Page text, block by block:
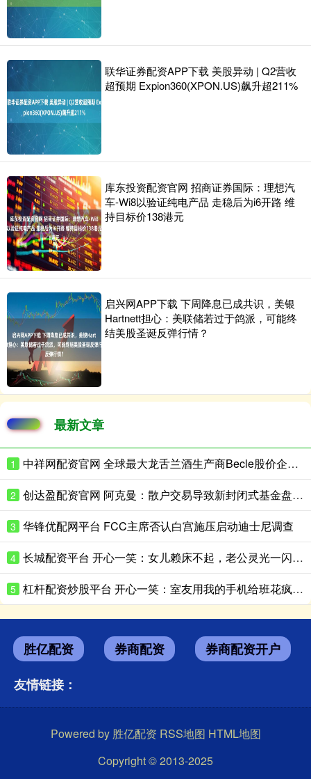
联华证券配资APP下载 美股异动 | Q2营收
超预期 Expion360(XPON.US)飙升超211%
库东投资配资官网 招商证券国际：理想汽
车-Wi8以验证纯电产品 走稳后为i6开路 维
持目标价138港元
启兴网APP下载 下周降息已成共识，美银
Hartnett担心：美联储若过于鸽派，可能终
结美股圣诞反弹行情？
最新文章
1 中祥网配资官网 全球最大龙舌兰酒生产商Becle股价企稳，美国市场重组阵痛后现回升迹象
2 创达盈配资官网 阿克曼：散户交易导致新封闭式基金盘中急跌
3 华锋优配网平台 FCC主席否认白宫施压启动迪士尼调查
4 长城配资平台 开心一笑：女儿赖床不起，老公灵光一闪，啪的一声……
5 杠杆配资炒股平台 开心一笑：室友用我的手机给班花疯狂示爱，可没想到刚拨通……
胜亿配资 券商配资
券商配资开户
友情链接：
Powered by 胜亿配资 RSS地图 HTML地图
Copyright© 2013-2025